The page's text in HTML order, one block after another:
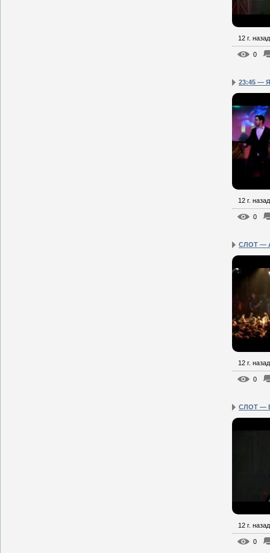
12 г. назад
0
23:45 —
12 г. назад
0
СЛОТ —
12 г. назад
0
СЛОТ —
12 г. назад
0